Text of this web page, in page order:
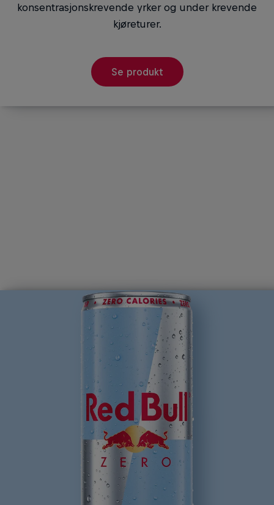
konsentrasjonskrevende yrker og under krevende
kjøreturer.
Se produkt